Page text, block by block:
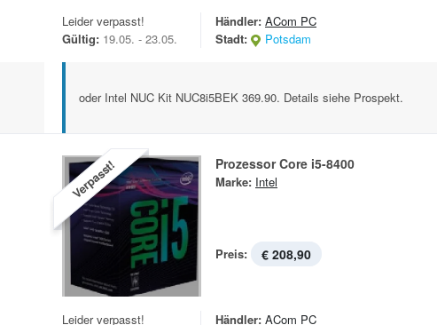
Leider verpasst!
Gültig: 19.05. - 23.05.
Händler: ACom PC
Stadt:
Potsdam
oder Intel NUC Kit NUC8i5BEK 369.90. Details siehe Prospekt.
Verpasst! Prozessor Core i5-8400
Marke: Intel
Preis: € 208,90
Leider verpasst!
Händler: ACom PC